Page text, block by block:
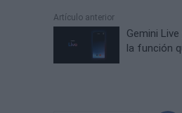
Artículo anterior
Gemini
la función